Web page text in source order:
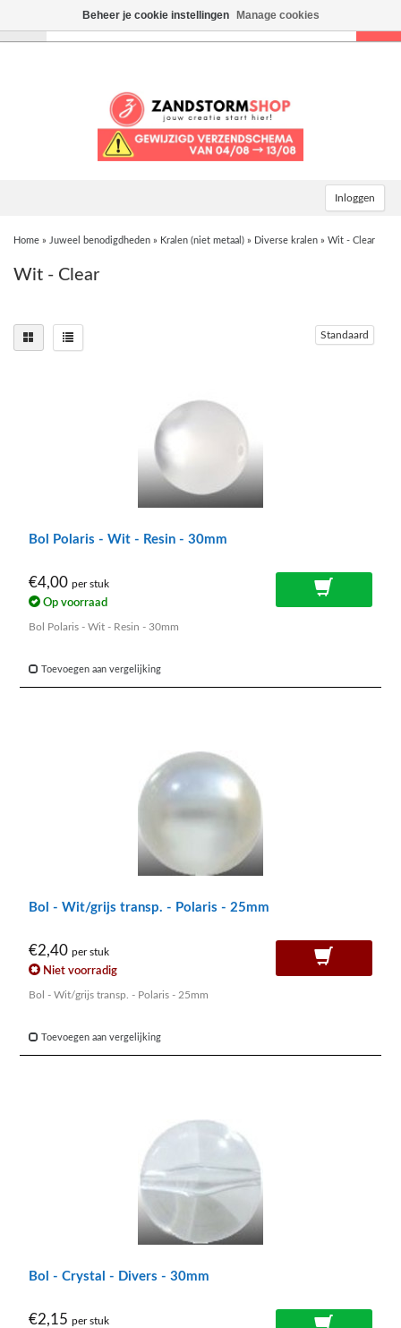
Inloggen
Home » Juweel benodigdheden » Kralen (niet metaal) » Diverse kralen » Wit - Clear
Wit - Clear
Standaard
Bol Polaris - Wit - Resin - 30mm
€4,00 per stuk
Op voorraad
Bol Polaris - Wit - Resin - 30mm
Toevoegen aan vergelijking
Bol - Wit/grijs transp. - Polaris - 25mm
€2,40 per stuk
Niet voorradig
Bol - Wit/grijs transp. - Polaris - 25mm
Toevoegen aan vergelijking
Bol - Crystal - Divers - 30mm
€2,15 per stuk
Beheer je cookie instellingen Manage cookies